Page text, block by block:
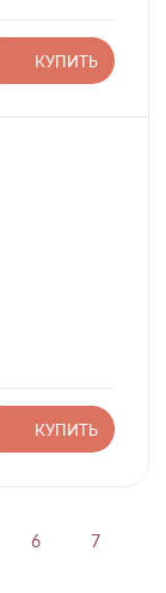
КУПИТЬ
КУПИТЬ
6 7